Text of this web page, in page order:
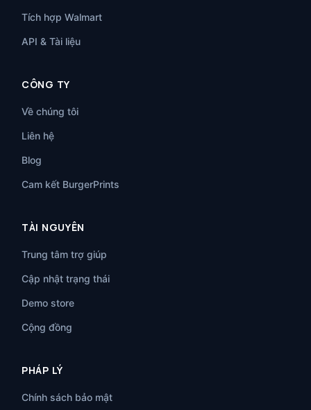
Tích hợp Walmart
API & Tài liệu
CÔNG TY
Về chúng tôi
Liên hệ
Blog
Cam kết BurgerPrints
TÀI NGUYÊN
Trung tâm trợ giúp
Cập nhật trạng thái
Demo store
Cộng đồng
PHÁP LÝ
Chính sách bảo mật